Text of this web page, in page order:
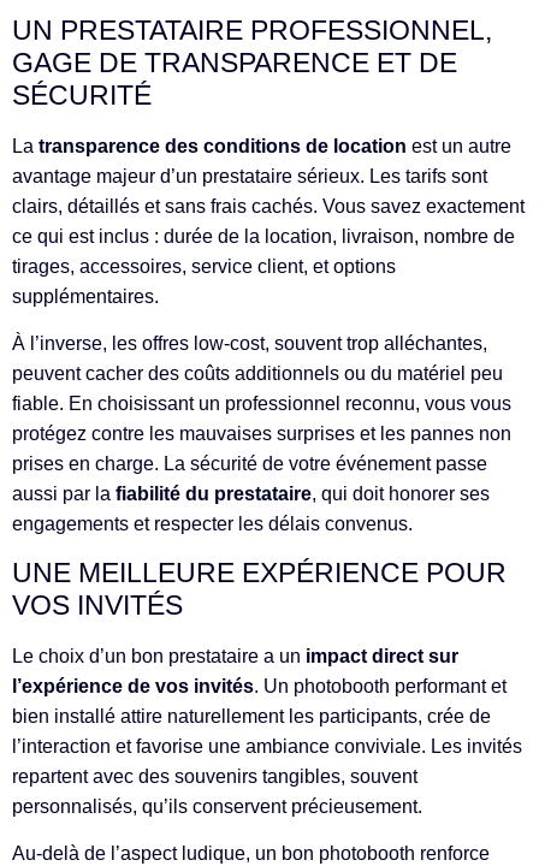
UN PRESTATAIRE PROFESSIONNEL,
GAGE DE TRANSPARENCE ET DE
SÉCURITÉ
La transparence des conditions de location est un autre
avantage majeur d’un prestataire sérieux. Les tarifs sont
clairs, détaillés et sans frais cachés. Vous savez exactement
ce qui est inclus : durée de la location, livraison, nombre de
tirages, accessoires, service client, et options
supplémentaires.
À l’inverse, les offres low-cost, souvent trop alléchantes,
peuvent cacher des coûts additionnels ou du matériel peu
fiable. En choisissant un professionnel reconnu, vous vous
protégez contre les mauvaises surprises et les pannes non
prises en charge. La sécurité de votre événement passe
aussi par la fiabilité du prestataire, qui doit honorer ses
engagements et respecter les délais convenus.
UNE MEILLEURE EXPÉRIENCE POUR
VOS INVITÉS
Le choix d’un bon prestataire a un impact direct sur
l’expérience de vos invités. Un photobooth performant et
bien installé attire naturellement les participants, crée de
l’interaction et favorise une ambiance conviviale. Les invités
repartent avec des souvenirs tangibles, souvent
personnalisés, qu’ils conservent précieusement.
Au-delà de l’aspect ludique, un bon photobooth renforce